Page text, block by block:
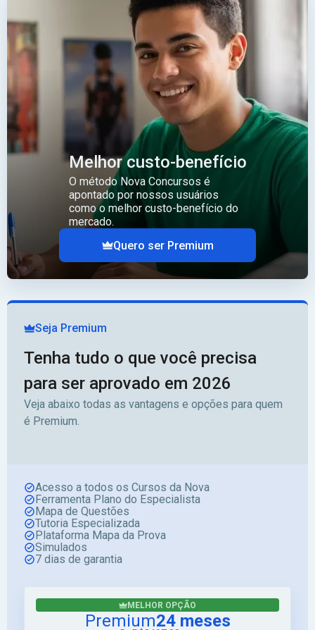
Melhor custo-benefício
O método Nova Concursos é
apontado por nossos usuários
como o melhor custo-benefício do
mercado.
Quero ser Premium
Seja Premium
Tenha tudo o que você precisa
para ser aprovado em 2026
Veja abaixo todas as vantagens e opções para quem
é Premium.
Acesso a todos os Cursos da Nova
Ferramenta Plano do Especialista
Mapa de Questões
Tutoria Especializada
Plataforma Mapa da Prova
Simulados
7 dias de garantia
MELHOR OPÇÃO
Premium24 meses